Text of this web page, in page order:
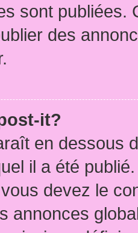
sont publiées.
des
it?
en dessous
il a été
devez le
annonces